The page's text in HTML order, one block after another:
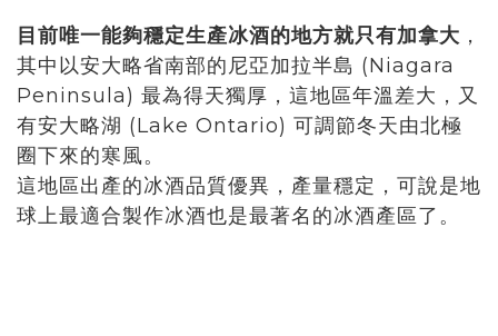
目前唯一能夠穩定生產冰酒的地方就只有加拿大 ，
其中以安大略省南部的尼亞加拉半島 (Niagara
Peninsula) 最為得天獨厚，這地區年溫差大，又
有安大略湖 (Lake Ontario) 可調節冬天由北極
圈下來的寒風。
這地區出產的冰酒品質優異，產量穩定，可說是地
球上最適合製作冰酒也是最著名的冰酒產區了。